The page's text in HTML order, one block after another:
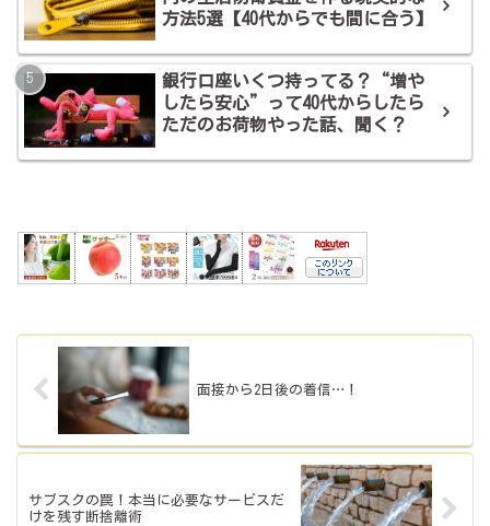
方法5選【40代からでも間に合う】
銀行口座いくつ持ってる？“増や
したら安心”って40代からしたら
ただのお荷物やった話、聞く？
面接から2日後の着信…！
サブスクの罠！本当に必要なサービスだ
けを残す断捨離術